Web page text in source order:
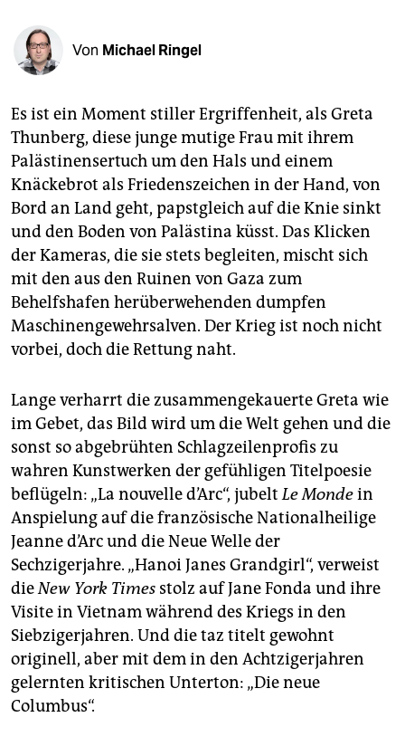
shop
fragen & hilfe
unterstützen
abo
genossenschaft
epaper login
Von Michael Ringel
Es ist ein Moment stiller Ergriffenheit, als Greta
Thunberg, diese junge mutige Frau mit ihrem
Palästinensertuch um den Hals und einem
Knäckebrot als Friedenszeichen in der Hand, von
Bord an Land geht, papstgleich auf die Knie sinkt
und den Boden von Palästina küsst. Das Klicken
der Kameras, die sie stets begleiten, mischt sich
mit den aus den Ruinen von Gaza zum
Behelfshafen herüberwehenden dumpfen
Maschinengewehrsalven. Der Krieg ist noch nicht
vorbei, doch die Rettung naht.
Lange verharrt die zusammengekauerte Greta wie
im Gebet, das Bild wird um die Welt gehen und die
sonst so abgebrühten Schlagzeilenprofis zu
wahren Kunstwerken der gefühligen Titelpoesie
beflügeln: „La nouvelle d’Arc“, jubeltLe Mondein
Anspielung auf die französische Nationalheilige
Jeanne d’Arc und die Neue Welle der
Sechzigerjahre. „Hanoi Janes Grandgirl“, verweist
dieNew York Times stolz auf Jane Fonda und ihre
Visite in Vietnam während des Kriegs in den
Siebzigerjahren. Und die taz titelt gewohnt
originell, aber mit dem in den Achtzigerjahren
gelernten kritischen Unterton: „Die neue
Columbus“.